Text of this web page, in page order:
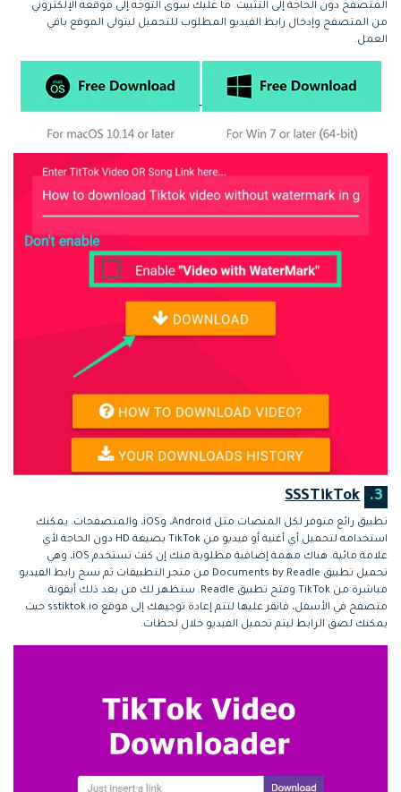
المتصفح دون الحاجة إلى التثبيت. ما عليك سوى التوجه إلى موقعه الإلكتروني
من المتصفح وإدخال رابط الفيديو المطلوب للتحميل ليتولى الموقع باقي
العمل.
3.
SSSTikTok
تطبيق رائع متوفر لكل المنصات مثل Android، وiOS، والمتصفحات. يمكنك
استخدامه لتحميل أي أغنية أو فيديو من TikTok بصيغة HD دون الحاجة لأي
علامة مائية. هناك مهمة إضافية مطلوبة منك إن كنت تستخدم iOS، وهي
تحميل تطبيق Documents by Readle من متجر التطبيقات ثم نسخ رابط الفيديو
مباشرة من TikTok وفتح تطبيق Readle. ستظهر لك من بعد ذلك أيقونة
متصفح في الأسفل، فانقر عليها لتتم إعادة توجيهك إلى موقع sstiktok.io حيث
يمكنك لصق الرابط ليتم تحميل الفيديو خلال لحظات.